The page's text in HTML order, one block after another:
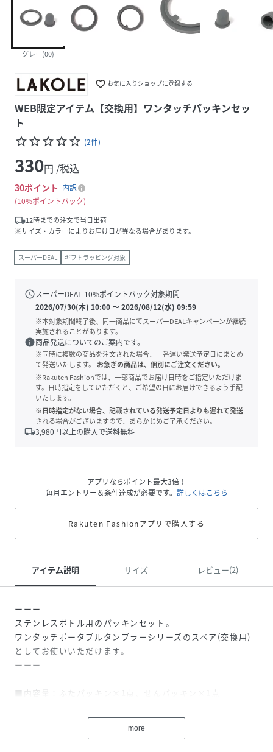
グレー(00)
favorite_border お気に入りショップに登録する
WEB限定アイテム【交換用】ワンタッチパッキンセッ
ト
star_borderstar_borderstar_borderstar_borderstar_border (2件)
330円 /税込
30ポイント 内訳
10%ポイントバック
local_shipping12時までの注文で当日出荷
※サイズ・カラーによりお届け日が異なる場合があります。
スーパーDEAL ギフトラッピング対象
scheduleスーパーDEAL 10%ポイントバック対象期間
2026/07/30(木) 10:00〜2026/08/12(水) 09:59
※本対象期間終了後、同一商品にてスーパーDEALキャンペーンが継続
実施されることがあります。
info商品発送についてのご案内です。
※同時に複数の商品を注文された場合、一番遅い発送予定日にまとめ
て発送いたします。
お急ぎの商品は、個別にご注文ください。
※Rakuten Fashionでは、一部商品でお届け日時をご指定いただけま
す。日時指定をしていただくと、ご希望の日にお届けできるよう手配
いたします。
※日時指定がない場合、記載されている発送予定日よりも遅れて発送
される場合がございますので、あらかじめご了承ください。
local_shipping3,980円以上の購入で送料無料
アプリならポイント最大3倍！
毎月エントリー＆条件達成が必要です。 詳しくはこちら
Rakuten Fashionアプリで購入する
アイテム説明 サイズ レビュー(2)
ーーー
ステンレスボトル用のパッキンセット。
ワンタッチポータブルタンブラーシリーズのスペア(交換用)
としてお使いいただけます。
ーーー
■内容量：ふたパッキン×1点、せんパッキン×1点
※こちらのページからはパッキンのみお選びいただけます。
ボトル本体、キャップは別売りです。
more